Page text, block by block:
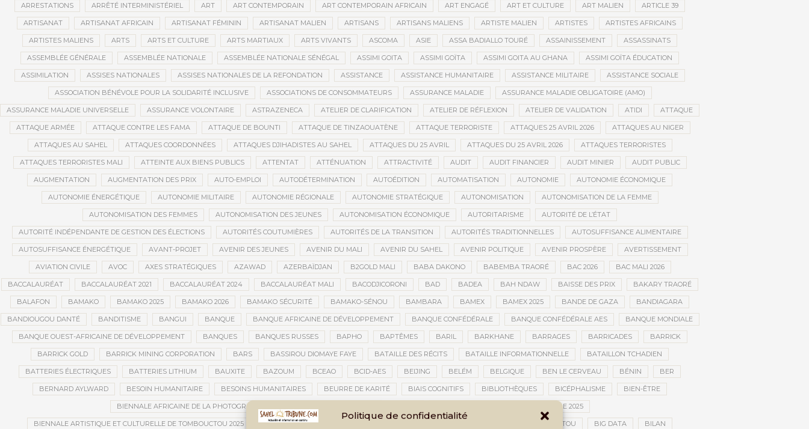
Politique de confidentialité
ARRESTATIONS ARRÊTÉ INTERMINISTÉRIEL ART ART CONTEMPORAIN ART CONTEMPORAIN AFRICAIN ART ENGAGÉ ART ET CULTURE ART MALIEN ARTICLE 39
ARTISANAT ARTISANAT AFRICAIN ARTISANAT FÉMININ ARTISANAT MALIEN ARTISANS ARTISANS MALIENS ARTISTE MALIEN ARTISTES ARTISTES AFRICAINS
ARTISTES MALIENS ARTS ARTS ET CULTURE ARTS MARTIAUX ARTS VIVANTS ASCOMA ASIE ASSA BADIALLO TOURÉ ASSAINISSEMENT ASSASSINATS
ASSEMBLÉE GÉNÉRALE ASSEMBLÉE NATIONALE ASSEMBLÉE NATIONALE SÉNÉGAL ASSIMI GOITA ASSIMI GOÏTA ASSIMI GOITA AU GHANA ASSIMI GOÏTA ÉDUCATION
ASSIMILATION ASSISES NATIONALES ASSISES NATIONALES DE LA REFONDATION ASSISTANCE ASSISTANCE HUMANITAIRE ASSISTANCE MILITAIRE ASSISTANCE SOCIALE
ASSOCIATION BÉNÉVOLE POUR LA SOLIDARITÉ INCLUSIVE ASSOCIATIONS DE CONSOMMATEURS ASSURANCE MALADIE ASSURANCE MALADIE OBLIGATOIRE (AMO)
ASSURANCE MALADIE UNIVERSELLE ASSURANCE VOLONTAIRE ASTRAZENECA ATELIER DE CLARIFICATION ATELIER DE RÉFLEXION ATELIER DE VALIDATION ATIDI ATTAQUE
ATTAQUE ARMÉE ATTAQUE CONTRE LES FAMA ATTAQUE DE BOUNTI ATTAQUE DE TINZAOUATÈNE ATTAQUE TERRORISTE ATTAQUES 25 AVRIL 2026 ATTAQUES AU NIGER
ATTAQUES AU SAHEL ATTAQUES COORDONNÉES ATTAQUES DJIHADISTES AU SAHEL ATTAQUES DU 25 AVRIL ATTAQUES DU 25 AVRIL 2026 ATTAQUES TERRORISTES
ATTAQUES TERRORISTES MALI ATTEINTE AUX BIENS PUBLICS ATTENTAT ATTÉNUATION ATTRACTIVITÉ AUDIT AUDIT FINANCIER AUDIT MINIER AUDIT PUBLIC
AUGMENTATION AUGMENTATION DES PRIX AUTO-EMPLOI AUTODÉTERMINATION AUTOÉDITION AUTOMATISATION AUTONOMIE AUTONOMIE ÉCONOMIQUE
AUTONOMIE ÉNERGÉTIQUE AUTONOMIE MILITAIRE AUTONOMIE RÉGIONALE AUTONOMIE STRATÉGIQUE AUTONOMISATION AUTONOMISATION DE LA FEMME
AUTONOMISATION DES FEMMES AUTONOMISATION DES JEUNES AUTONOMISATION ÉCONOMIQUE AUTORITARISME AUTORITÉ DE L’ÉTAT
AUTORITÉ INDÉPENDANTE DE GESTION DES ÉLECTIONS AUTORITÉS COUTUMIÈRES AUTORITÉS DE LA TRANSITION AUTORITÉS TRADITIONNELLES AUTOSUFFISANCE ALIMENTAIRE
AUTOSUFFISANCE ÉNERGÉTIQUE AVANT-PROJET AVENIR DES JEUNES AVENIR DU MALI AVENIR DU SAHEL AVENIR POLITIQUE AVENIR PROSPÈRE AVERTISSEMENT
AVIATION CIVILE AVOC AXES STRATÉGIQUES AZAWAD AZERBAÏDJAN B2GOLD MALI BABA DAKONO BABEMBA TRAORÉ BAC 2026 BAC MALI 2026
BACCALAURÉAT BACCALAURÉAT 2021 BACCALAURÉAT 2024 BACCALAURÉAT MALI BACODJICORONI BAD BADEA BAH NDAW BAISSE DES PRIX BAKARY TRAORÉ
BALAFON BAMAKO BAMAKO 2025 BAMAKO 2026 BAMAKO SÉCURITÉ BAMAKO-SÉNOU BAMBARA BAMEX BAMEX 2025 BANDE DE GAZA BANDIAGARA
BANDIOUGOU DANTÉ BANDITISME BANGUI BANQUE BANQUE AFRICAINE DE DÉVELOPPEMENT BANQUE CONFÉDÉRALE BANQUE CONFÉDÉRALE AES BANQUE MONDIALE
BANQUE OUEST-AFRICAINE DE DÉVELOPPEMENT BANQUES BANQUES RUSSES BAPHO BAPTÊMES BARIL BARKHANE BARRAGES BARRICADES BARRICK
BARRICK GOLD BARRICK MINING CORPORATION BARS BASSIROU DIOMAYE FAYE BATAILLE DES RÉCITS BATAILLE INFORMATIONNELLE BATAILLON TCHADIEN
BATTERIES ÉLECTRIQUES BATTERIES LITHIUM BAUXITE BAZOUM BCEAO BCID-AES BEIJING BELÉM BELGIQUE BEN LE CERVEAU BÉNIN BER
BERNARD AYLWARD BESOIN HUMANITAIRE BESOINS HUMANITAIRES BEURRE DE KARITÉ BIAIS COGNITIFS BIBLIOTHÈQUES BICÉPHALISME BIEN-ÊTRE
BIENNALE AFRICAINE DE LA PHOTOGRAPHIE BIENNALE ARTISTIQUE ET CULTURELLE 2025
BIENNALE ARTISTIQUE ET CULTURELLE DE TOMBOUCTOU 2025 BIENNALE ARTISTIQUE ET CULTURELLE TOMBOUCTOU 2025 BIENNALE DE TOMBOUCTOU BIG DATA BILAN